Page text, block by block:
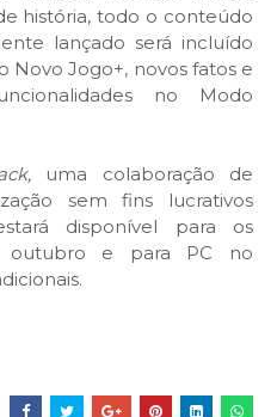
história, todo o conteúdo
lançado será incluído
Novo Jogo+, novos fatos e
no Modo
uma colaboração de
sem fins lucrativos
disponível para os
outubro e para PC no